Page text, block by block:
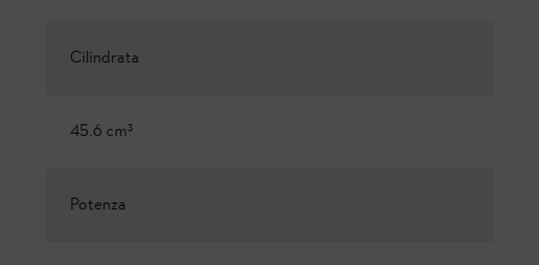
Cilindrata
45.6 cm³
Potenza